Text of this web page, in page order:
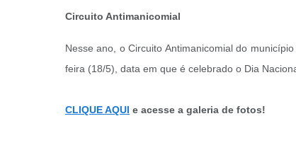
Circuito Antimanicomial
Nesse ano, o Circuito Antimanicomial do
feira (18/5), data em que é celebrado o Dia
CLIQUE AQUI e acesse a galeria de fotos!